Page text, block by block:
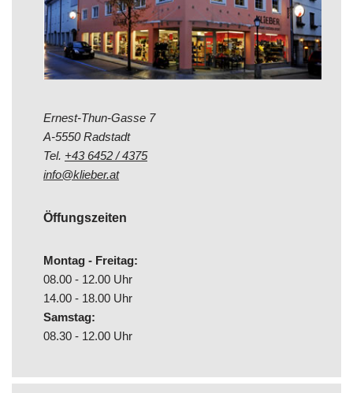
Ernest-Thun-Gasse 7
A-5550 Radstadt
Tel. +43 6452 / 4375
info@klieber.at
Öffungszeiten
Montag - Freitag:
08.00 - 12.00 Uhr
14.00 - 18.00 Uhr
Samstag:
08.30 - 12.00 Uhr